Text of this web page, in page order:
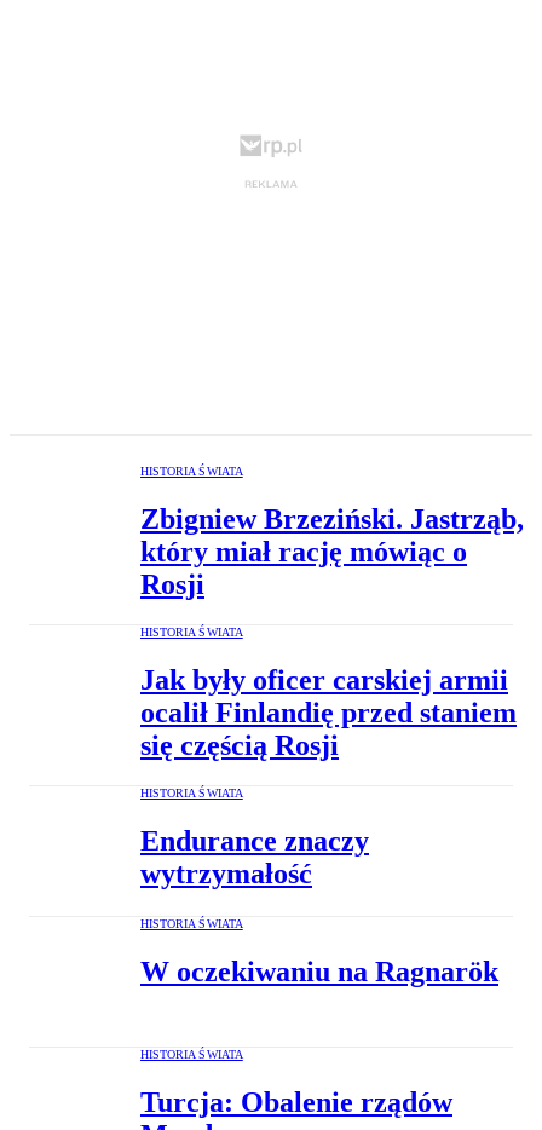
HISTORIA ŚWIATA
Zbigniew Brzeziński. Jastrząb,
który miał rację mówiąc o
Rosji
HISTORIA ŚWIATA
Jak były oficer carskiej armii
ocalił Finlandię przed staniem
się częścią Rosji
HISTORIA ŚWIATA
Endurance znaczy
wytrzymałość
HISTORIA ŚWIATA
W oczekiwaniu na Ragnarök
HISTORIA ŚWIATA
Turcja: Obalenie rządów